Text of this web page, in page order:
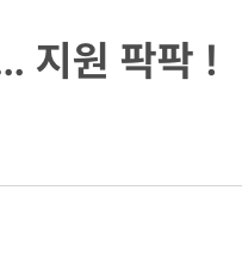
지원 팍팍 !